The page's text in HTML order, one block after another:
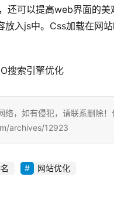
还可以提高web界面的
放入js中。Css加载在网
搜索引擎优化
络，如有侵犯，请联系删除
archives/12923
网站优化